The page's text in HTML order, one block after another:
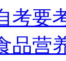
考要
品营